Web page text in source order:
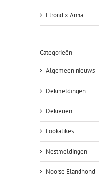
Elrond x Anna
Categorieën
Algemeen nieuws
Dekmeldingen
Dekreuen
Lookalikes
Nestmeldingen
Noorse Elandhond